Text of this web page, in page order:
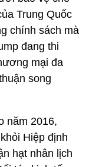
Trung Quốc
chính sách mà
đang thi
mại đa
song
năm 2016,
Hiệp định
hạt nhân lịch